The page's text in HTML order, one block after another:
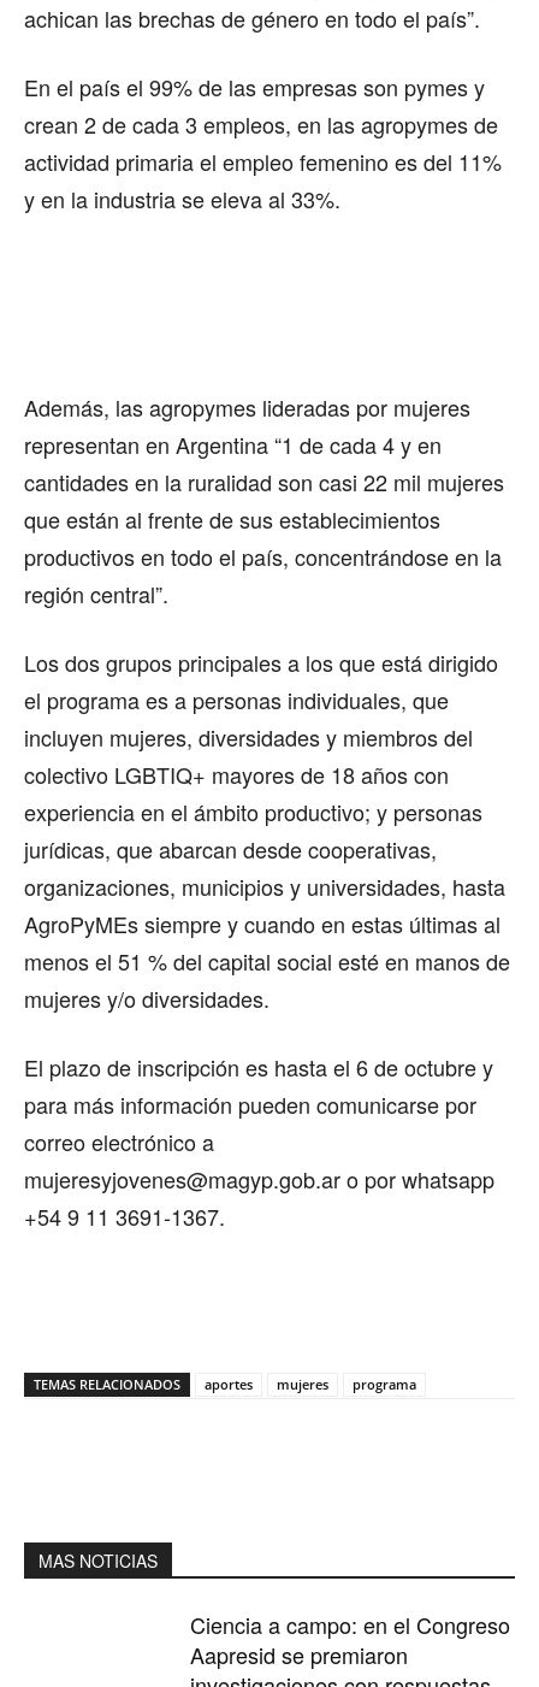
achican las brechas de género en todo el país”.
En el país el 99% de las empresas son pymes y
crean 2 de cada 3 empleos, en las agropymes de
actividad primaria el empleo femenino es del 11%
y en la industria se eleva al 33%.
Además, las agropymes lideradas por mujeres
representan en Argentina “1 de cada 4 y en
cantidades en la ruralidad son casi 22 mil mujeres
que están al frente de sus establecimientos
productivos en todo el país, concentrándose en la
región central”.
Los dos grupos principales a los que está dirigido
el programa es a personas individuales, que
incluyen mujeres, diversidades y miembros del
colectivo LGBTIQ+ mayores de 18 años con
experiencia en el ámbito productivo; y personas
jurídicas, que abarcan desde cooperativas,
organizaciones, municipios y universidades, hasta
AgroPyMEs siempre y cuando en estas últimas al
menos el 51 % del capital social esté en manos de
mujeres y/o diversidades.
El plazo de inscripción es hasta el 6 de octubre y
para más información pueden comunicarse por
correo electrónico a
mujeresyjovenes@magyp.gob.ar o por whatsapp
+54 9 11 3691-1367.
TEMAS RELACIONADOS aportes mujeres programa
MAS NOTICIAS
Ciencia a campo: en el Congreso
Aapresid se premiaron